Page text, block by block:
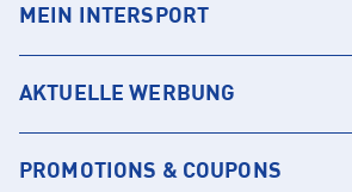
MEIN INTERSPORT
AKTUELLE WERBUNG
PROMOTIONS & COUPONS